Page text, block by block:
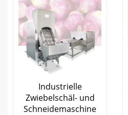
Industrielle
Zwiebelschäl- und
Schneidemaschine